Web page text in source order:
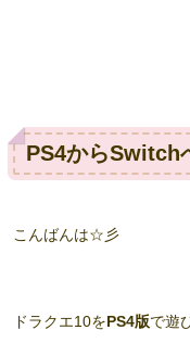
PS4からSwitch
こんばんは☆彡
ドラクエ10をPS4版で遊